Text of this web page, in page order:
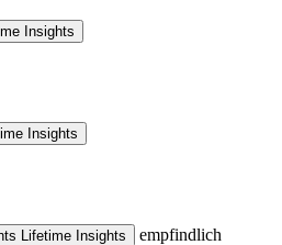
Insights
Insights
Lifetime Insights empfindlich